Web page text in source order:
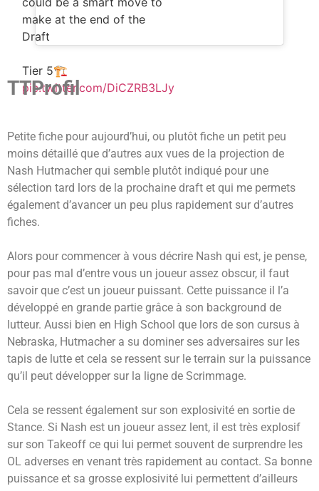
make at the end of the
Draft
Tier 5🏗
pic.twitter.com/DiCZRB3LJy
TTProfil
Petite fiche pour aujourd’hui, ou plutôt fiche un petit peu
moins détaillé que d’autres aux vues de la projection de
Nash Hutmacher qui semble plutôt indiqué pour une
sélection tard lors de la prochaine draft et qui me permets
également d’avancer un peu plus rapidement sur d’autres
fiches.
Alors pour commencer à vous décrire Nash qui est, je pense,
pour pas mal d’entre vous un joueur assez obscur, il faut
savoir que c’est un joueur puissant. Cette puissance il l’a
développé en grande partie grâce à son background de
lutteur. Aussi bien en High School que lors de son cursus à
Nebraska, Hutmacher a su dominer ses adversaires sur les
tapis de lutte et cela se ressent sur le terrain sur la puissance
qu’il peut développer sur la ligne de Scrimmage.
Cela se ressent également sur son explosivité en sortie de
Stance. Si Nash est un joueur assez lent, il est très explosif
sur son Takeoff ce qui lui permet souvent de surprendre les
OL adverses en venant très rapidement au contact. Sa bonne
puissance et sa grosse explosivité lui permettent d’ailleurs